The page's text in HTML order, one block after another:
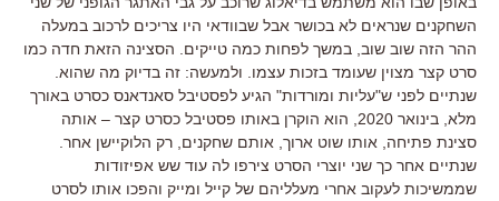
השחקנים שנראים לא בכושר אבל שבוודאי היו צריכים לרכוב במעלה
ההר הזה שוב שוב במשך לפחות כמה טייקים
הסצינה הזאת חדה כמו
סרט קצר מצוין שעומד בזכות עצמו
ולמעשה: זה בדיוק מה שהוא
שנתיים לפני ש"עליות ומורדות" הגיע לפסטיבל סאנדאנס כסרט באורך
מלא בינואר 2020, הוא הוקרן באותו פסטיבל כסרט קצר – אותה
סצינת פתיחה
אותו שוט ארוך אותם שחקנים רק הלוקיישן אחר
שנתיים אחר כך שני יוצרי הסרט צירפו לה עוד שש אפיזודות
שממשיכות לעקוב אחרי מעלליהם של קייל ומייק והפכו אותו לסרט